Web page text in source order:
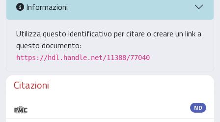
Informazioni
Utilizza questo identificativo per citare o creare un link a
questo documento:
https://hdl.handle.net/11388/77040
Citazioni
ND